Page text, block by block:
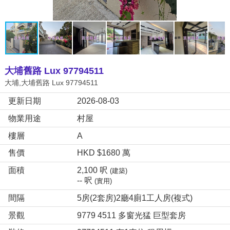
大埔舊路 Lux 97794511
大埔,大埔舊路 Lux 97794511
更新日期
2026-08-03
物業用途
村屋
樓層
A
售價
HKD $1680 萬
面積
2,100 呎(建築)
-- 呎(實用)
間隔
5房(2套房)2廳4廁1工人房(複式)
景觀
9779 4511 多窗光猛 巨型套房